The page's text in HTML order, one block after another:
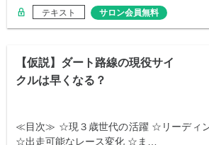
テキスト サロン会員無料
【仮説】ダート路線の現役サイ
クルは早くなる？
≪目次≫ ☆現３歳世代の活躍 ☆リーディ
☆出走可能なレース変化 ☆ま…